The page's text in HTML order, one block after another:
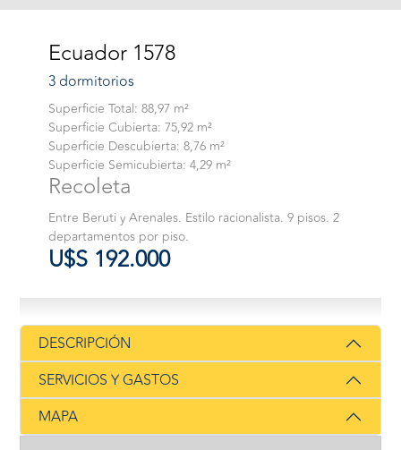
Ecuador 1578
3 dormitorios
Superficie Total: 88,97 m²
Superficie Cubierta: 75,92 m²
Superficie Descubierta: 8,76 m²
Superficie Semicubierta: 4,29 m²
Recoleta
Entre Beruti y Arenales. Estilo racionalista. 9 pisos. 2
departamentos por piso.
U$S 192.000
DESCRIPCIÓN
SERVICIOS Y GASTOS
MAPA